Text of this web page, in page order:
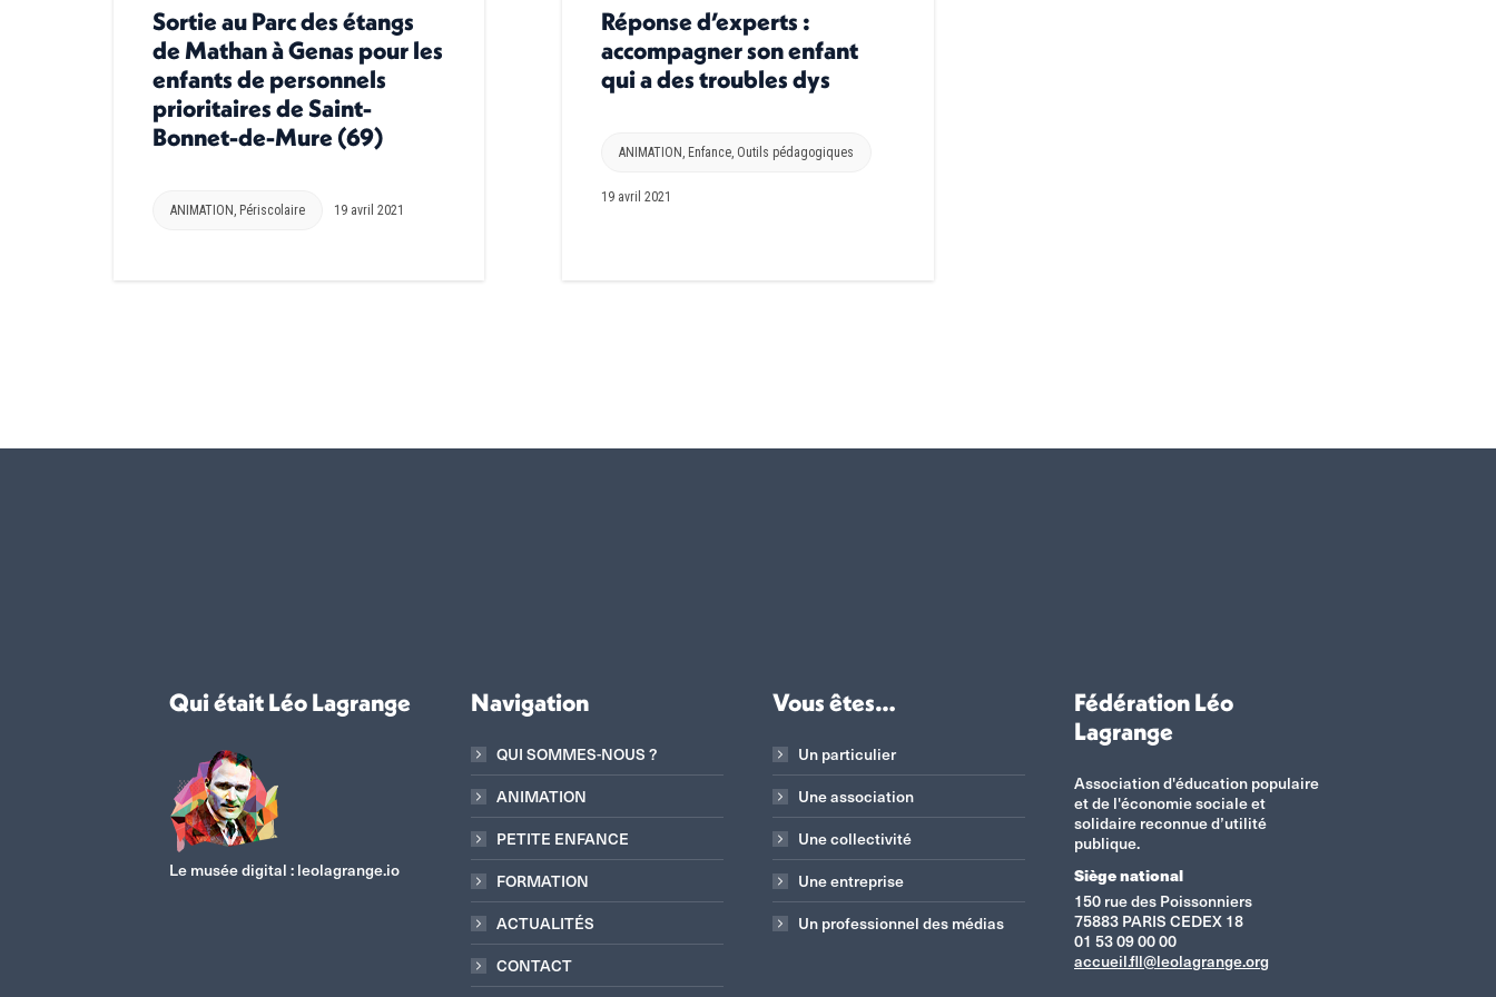
Sortie au Parc des étangs
de Mathan à Genas pour les
enfants de personnels
prioritaires de Saint-
Bonnet-de-Mure (69)
ANIMATION , Périscolaire 19 avril 2021
Réponse d’experts :
accompagner son enfant
qui a des troubles dys
ANIMATION , Enfance, Outils pédagogiques
19 avril 2021
Qui était Léo Lagrange
Le musée digital :leolagrange.io
Navigation
QUI SOMMES-NOUS ?
ANIMATION
PETITE ENFANCE
FORMATION
ACTUALITÉS
CONTACT
Vous êtes…
Un particulier
Une association
Une collectivité
Une entreprise
Un professionnel des médias
Fédération Léo
Lagrange
Association d'éducation populaire
et de l'économie sociale et
solidaire reconnue d’utilité
publique.
Siège national
150 rue des Poissonniers
75883 PARIS CEDEX 18
01 53 09 00 00
accueil.fll@leolagrange.org